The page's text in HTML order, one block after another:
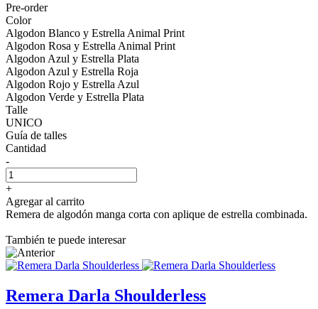
Pre-order
Color
Algodon Blanco y Estrella Animal Print
Algodon Rosa y Estrella Animal Print
Algodon Azul y Estrella Plata
Algodon Azul y Estrella Roja
Algodon Rojo y Estrella Azul
Algodon Verde y Estrella Plata
Talle
UNICO
Guía de talles
Cantidad
-
+
Agregar al carrito
Remera de algodón manga corta con aplique de estrella combinada.
También te puede interesar
Remera Darla Shoulderless